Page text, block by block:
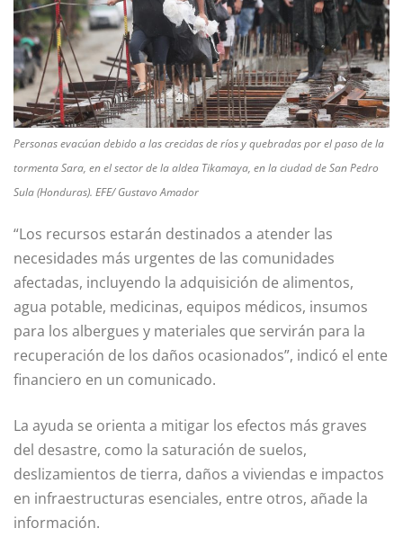
Personas evacúan debido a las crecidas de ríos y quebradas por el paso de la
tormenta Sara, en el sector de la aldea Tikamaya, en la ciudad de San Pedro
Sula (Honduras). EFE/ Gustavo Amador
“Los recursos estarán destinados a atender las
necesidades más urgentes de las comunidades
afectadas, incluyendo la adquisición de alimentos,
agua potable, medicinas, equipos médicos, insumos
para los albergues y materiales que servirán para la
recuperación de los daños ocasionados”, indicó el ente
financiero en un comunicado.
La ayuda se orienta a mitigar los efectos más graves
del desastre, como la saturación de suelos,
deslizamientos de tierra, daños a viviendas e impactos
en infraestructuras esenciales, entre otros, añade la
información.